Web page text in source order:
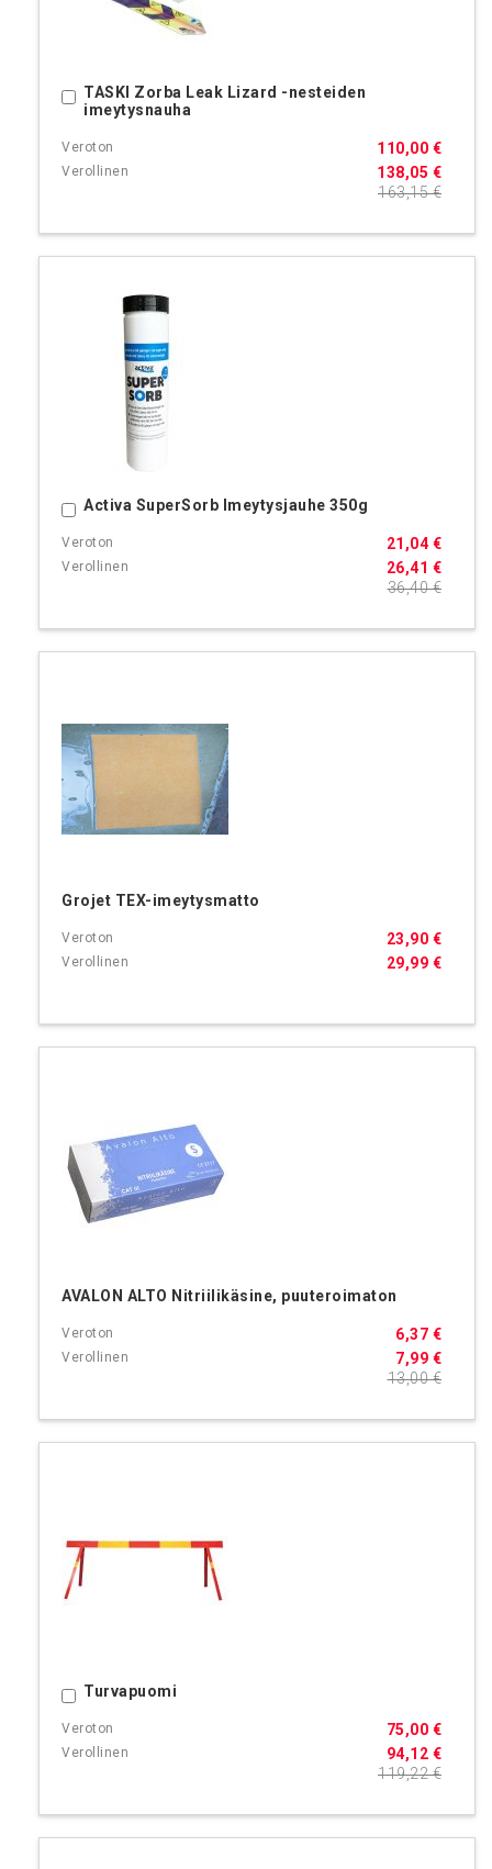
TASKI Zorba Leak Lizard -nesteiden
imeytysnauha
138,05 €
110,00 €
163,15 €
Ostoskoriin
Activa SuperSorb Imeytysjauhe 350g
26,41 €
21,04 €
36,40 €
Ostoskoriin
Grojet TEX-imeytysmatto
29,99 €
23,90 €
AVALON ALTO Nitriilikäsine, puuteroimaton
7,99 €
6,37 €
13,00 €
Turvapuomi
94,12 €
75,00 €
119,22 €
Ostoskoriin